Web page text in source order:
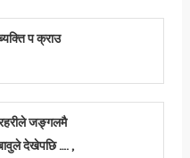
प क्राउ
जङ्गलमै
देखेपछि …. ,